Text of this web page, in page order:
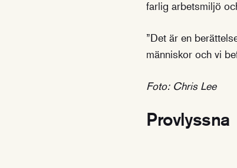
farlig arbetsmiljö
”Det är en
människor och vi
Foto: Chris Lee
Provlyssna